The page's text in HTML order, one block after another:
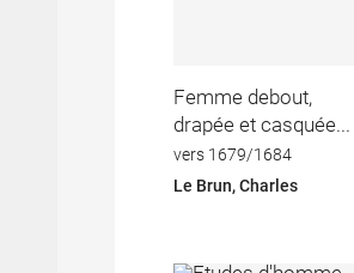
Femme debout,
drapée et casquée...
vers 1679/1684
Le Brun, Charles